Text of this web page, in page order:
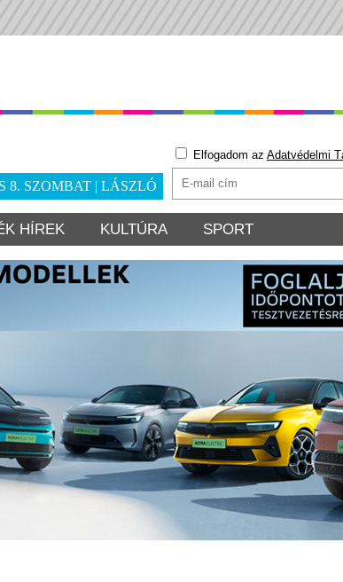
8. SZOMBAT | LÁSZLÓ
Elfogadom az Adatvédelmi
HÍREK KULTÚRA SPORT